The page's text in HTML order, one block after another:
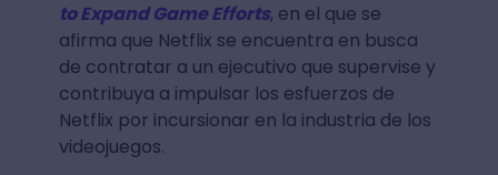
to Expand Game Efforts, en el que se
afirma que Netflix se encuentra en busca
de contratar a un ejecutivo que supervise y
contribuya a impulsar los esfuerzos de
Netflix por incursionar en la industria de los
videojuegos.